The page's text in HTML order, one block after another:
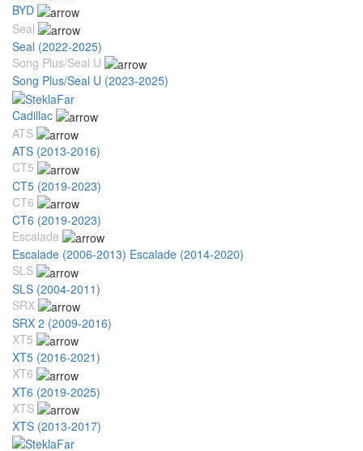
BYD
Seal
Seal (2022-2025)
Song Plus/Seal U
Song Plus/Seal U (2023-2025)
Cadillac
ATS
ATS (2013-2016)
CT5
CT5 (2019-2023)
CT6
CT6 (2019-2023)
Escalade
Escalade (2006-2013) Escalade (2014-2020)
SLS
SLS (2004-2011)
SRX
SRX 2 (2009-2016)
XT5
XT5 (2016-2021)
XT6
XT6 (2019-2025)
XTS
XTS (2013-2017)